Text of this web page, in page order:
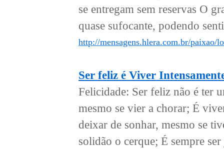
se entregam sem reservas O
quase sufocante, podendo
http://mensagens.hlera.com.br/paixao/
Ser feliz é Viver
Felicidade: Ser feliz não é ter
mesmo se vier a chorar; É
deixar de sonhar, mesmo se
solidão o cerque; É sempre